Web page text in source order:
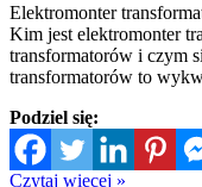
Elektromonter
Kim jest elektromonter
transformatorów i czym
transformatorów to
Podziel się:
Czytaj więcej »